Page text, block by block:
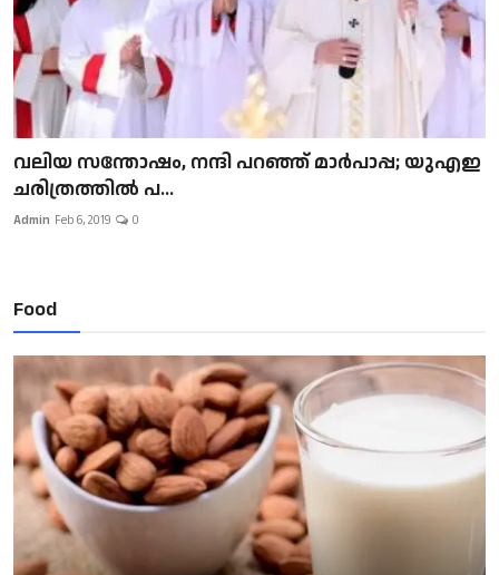
വലിയ സന്തോഷം, നന്ദി പറഞ്ഞ് മാർപാപ്പ; യുഎഇ
ചരിത്രത്തിൽ പ...
Admin Feb 6, 2019 0
Food